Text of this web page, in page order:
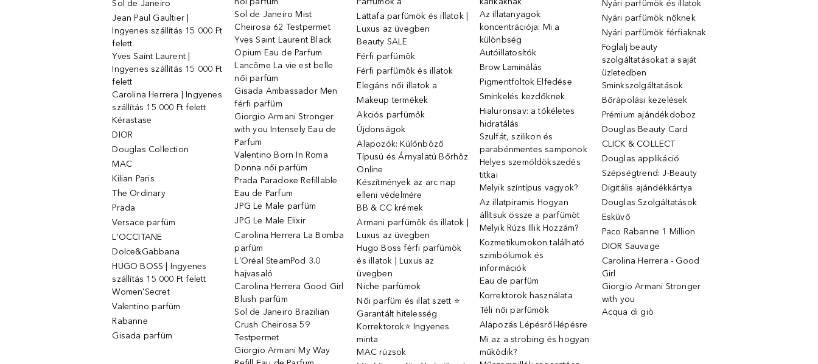
Sol de Janeiro
Jean Paul Gaultier |
Ingyenes szállítás 15 000 Ft
felett
Yves Saint Laurent |
Ingyenes szállítás 15 000 Ft
felett
Carolina Herrera | Ingyenes
szállítás 15 000 Ft felett
Kérastase
DIOR
Douglas Collection
MAC
Kilian Paris
The Ordinary
Prada
Versace parfüm
L'OCCITANE
Dolce&Gabbana
HUGO BOSS | Ingyenes
szállítás 15 000 Ft felett
Women'Secret
Valentino parfüm
Rabanne
Gisada parfüm
Sol de Janeiro Mist
Cheirosa 62 Testpermet
Yves Saint Laurent Black
Opium Eau de Parfum
Lancôme La vie est belle
női parfüm
Gisada Ambassador Men
férfi parfüm
Giorgio Armani Stronger
with you Intensely Eau de
Parfum
Valentino Born In Roma
Donna női parfüm
Prada Paradoxe Refillable
Eau de Parfum
JPG Le Male parfüm
JPG Le Male Elixir
Carolina Herrera La Bomba
parfüm
L´Oréal SteamPod 3.0
hajvasaló
Carolina Herrera Good Girl
Blush parfüm
Sol de Janeiro Brazilian
Crush Cheirosa 59
Testpermet
Giorgio Armani My Way
Lattafa parfümök és illatok |
Luxus az üvegben
Beauty SALE
Férfi parfümök
Férfi parfümök és illatok
Elegáns női illatok ️a
Makeup termékek
Akciós parfümök
Újdonságok
Alapozók: Különböző
Típusú és Árnyalatú Bőrhöz
Online
Készítmények az arc nap
elleni védelmére
BB & CC krémek
Armani parfümök és illatok |
Luxus az üvegben
Hugo Boss férfi parfümök
és illatok | Luxus az
üvegben
Niche parfümok
Női parfüm és illat szett ⭐
Garantált hitelesség
Korrektorok⭐ Ingyenes
minta
MAC rúzsok
Az illatanyagok
koncentrációja: Mi a
különbség
Autóillatosítók
Brow Laminálás
Pigmentfoltok Elfedése
Sminkelés kezdőknek
Hialuronsav: a tökéletes
hidratálás
Szulfát, szilikon és
parabénmentes samponok
Helyes szemöldökszedés
titkai
Melyik színtípus vagyok?
Az illatpiramis Hogyan
állítsuk össze a parfümöt
Melyik Rúzs Illik Hozzám?
Kozmetikumokon található
szimbólumok és
információk
Eau de parfüm
Korrektorok használata
Téli női parfümök
Alapozás Lépésről-lépésre
Mi az a strobing és hogyan
működik?
Nyári parfümök és illatok
Nyári parfümök nőknek
Nyári parfümök férfiaknak
Foglalj beauty
szolgáltatásokat a saját
üzletedben
Sminkszolgáltatások
Bőrápolási kezelések
Prémium ajándékdoboz
Douglas Beauty Card
CLICK & COLLECT
Douglas applikáció
Szépségtrend: J-Beauty
Digitális ajándékkártya
Douglas Szolgáltatások
Esküvő
Paco Rabanne 1 Million
DIOR Sauvage
Carolina Herrera - Good
Girl
Giorgio Armani Stronger
with you
Acqua di giò